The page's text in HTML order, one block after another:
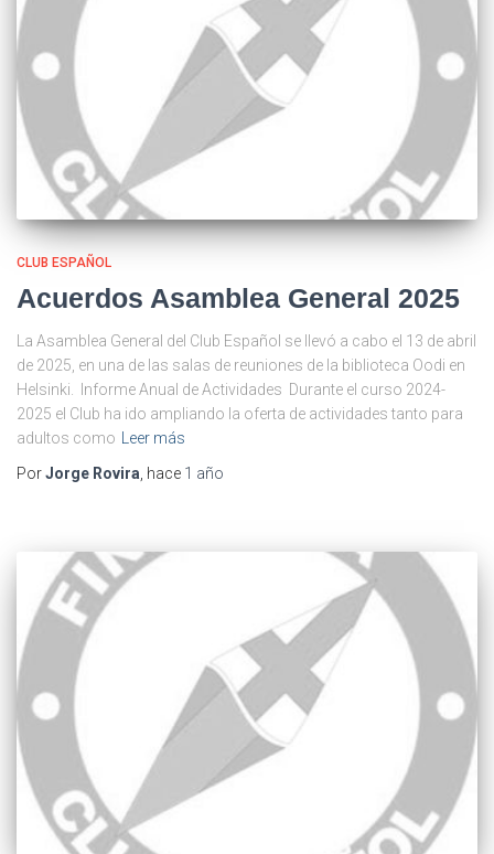
CLUB ESPAÑOL
Acuerdos Asamblea General 2025
La Asamblea General del Club Español se llevó a cabo el 13 de abril
de 2025, en una de las salas de reuniones de la biblioteca Oodi en
Helsinki. Informe Anual de Actividades Durante el curso 2024-
2025 el Club ha ido ampliando la oferta de actividades tanto para
adultos como
Leer más
PorJorge Rovira , hace 1 año